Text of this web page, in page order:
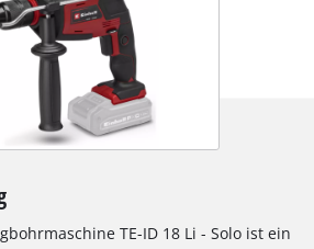
TE-ID 18 Li - Solo ist ein